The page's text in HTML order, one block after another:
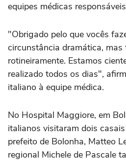
equipes médicas
"Obrigado pelo que vocês
circunstância dramática, mas
rotineiramente. Estamos
realizado todos os dias",
italiano à equipe médica.
No Hospital Maggiore, em
italianos visitaram dois
prefeito de Bolonha, Matteo
regional Michele de Pascale